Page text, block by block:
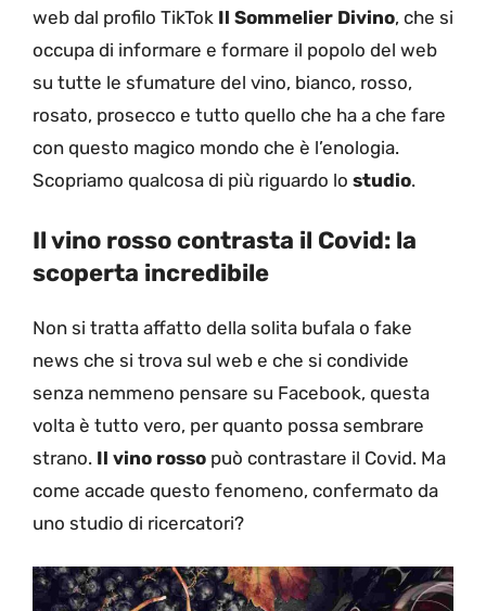
web dal profilo TikTok Il Sommelier Divino, che si
occupa di informare e formare il popolo del web
su tutte le sfumature del vino, bianco, rosso,
rosato, prosecco e tutto quello che ha a che fare
con questo magico mondo che è l’enologia.
Scopriamo qualcosa di più riguardo lo studio.
Il vino rosso contrasta il Covid: la
scoperta incredibile
Non si tratta affatto della solita bufala o fake
news che si trova sul web e che si condivide
senza nemmeno pensare su Facebook, questa
volta è tutto vero, per quanto possa sembrare
strano. Il vino rosso può contrastare il Covid. Ma
come accade questo fenomeno, confermato da
uno studio di ricercatori?